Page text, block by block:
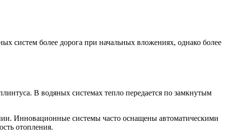
систем более дорога при начальных вложениях, однако более
В водяных системах тепло передается по замкнутым
Инновационные системы часто оснащены автоматическими
отопления.